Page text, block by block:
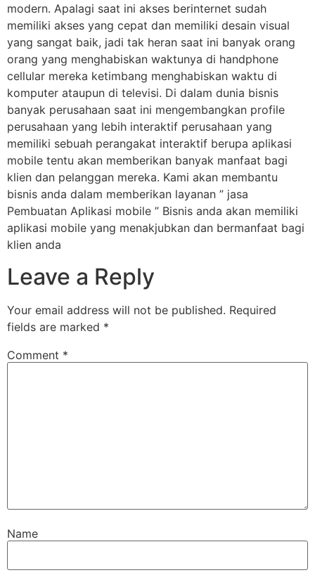
modern. Apalagi saat ini akses berinternet sudah
memiliki akses yang cepat dan memiliki desain visual
yang sangat baik, jadi tak heran saat ini banyak orang
orang yang menghabiskan waktunya di handphone
cellular mereka ketimbang menghabiskan waktu di
komputer ataupun di televisi. Di dalam dunia bisnis
banyak perusahaan saat ini mengembangkan profile
perusahaan yang lebih interaktif perusahaan yang
memiliki sebuah perangakat interaktif berupa aplikasi
mobile tentu akan memberikan banyak manfaat bagi
klien dan pelanggan mereka. Kami akan membantu
bisnis anda dalam memberikan layanan ” jasa
Pembuatan Aplikasi mobile ” Bisnis anda akan memiliki
aplikasi mobile yang menakjubkan dan bermanfaat bagi
klien anda
Leave a Reply
Your email address will not be published. Required
fields are marked *
Comment *
Name